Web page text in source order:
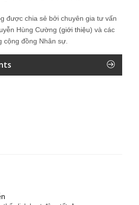
được chia sẻ bởi chuyên gia tư vấn
Hùng Cường (giới thiệu) và các
cộng đồng Nhân sự.